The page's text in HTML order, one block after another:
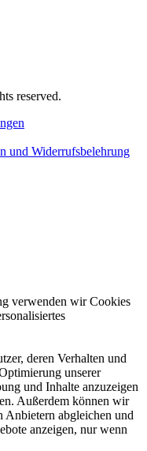
reserved.
und Widerrufsbelehrung
verwenden wir Cookies
deren Verhalten und
unserer
und Inhalte anzuzeigen
Außerdem können wir
Anbietern abgleichen und
anzeigen, nur wenn